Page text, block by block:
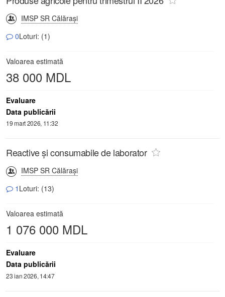
IMSP SR Călăraşi
0Loturi: (1)
Valoarea estimată
38 000 MDL
Evaluare
Data publicării
19 mart 2026, 11:32
Reactive și consumabile de laborator
IMSP SR Călăraşi
1 Loturi: (13)
Valoarea estimată
1 076 000 MDL
Evaluare
Data publicării
23 ian 2026, 14:47